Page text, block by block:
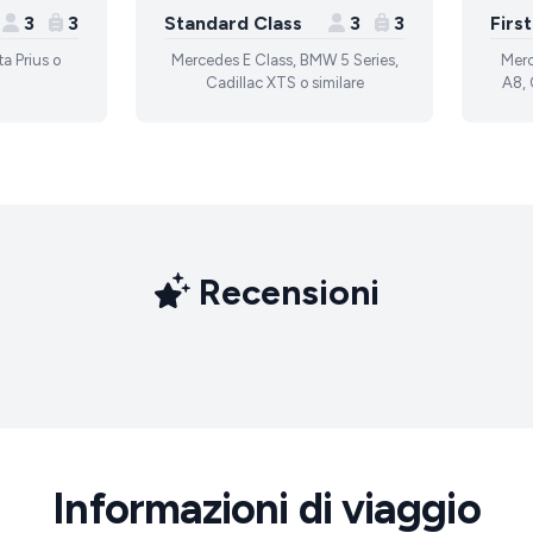
3 3
Prius o
Standard Class 3 3
Mercedes E Class, BMW 5 Series,
Cadillac XTS o similare
A8,
Recensioni
Informazioni di viaggio